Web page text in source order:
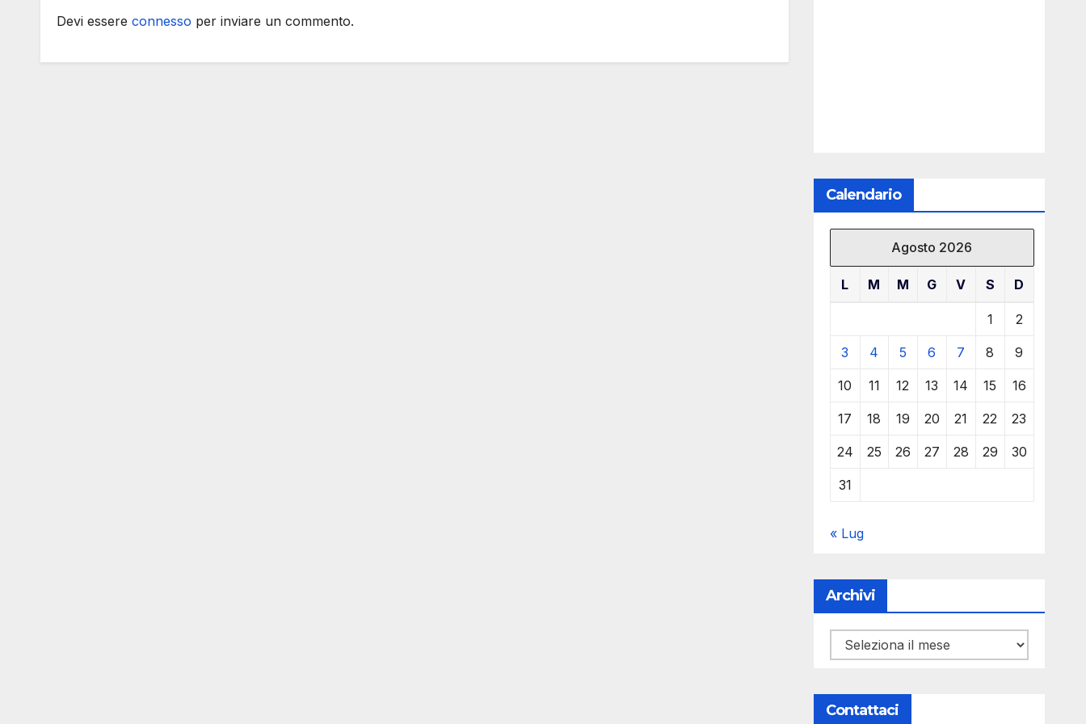
Devi essere connesso per inviare un commento.
Calendario
Agosto 2026
L M M G V S D
1 2
3 4 5 6 7 8 9
10 11 12 13 14 15 16
17 18 19 20 21 22 23
24 25 26 27 28 29 30
31
« Lug
Archivi
Archivi
Contattaci